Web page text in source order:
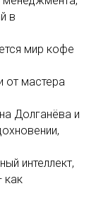
в
мир кофе
от мастера
Долганёва и
интеллект,
как